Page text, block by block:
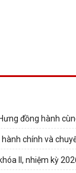
đồng hành
chính và
II, nhiệm kỳ